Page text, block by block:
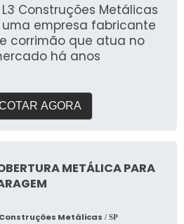
L3 Construções Metálicas
uma empresa fabricante
corrimão que atua no
há anos
AGORA
METÁLICA PARA
Metálicas / SP